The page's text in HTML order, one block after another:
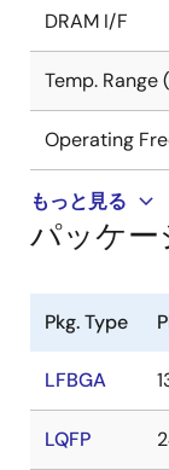
DRAM I/F
Temp. Range
Operating
もっと見る
パッケー
Pkg. Type
LFBGA
LQFP